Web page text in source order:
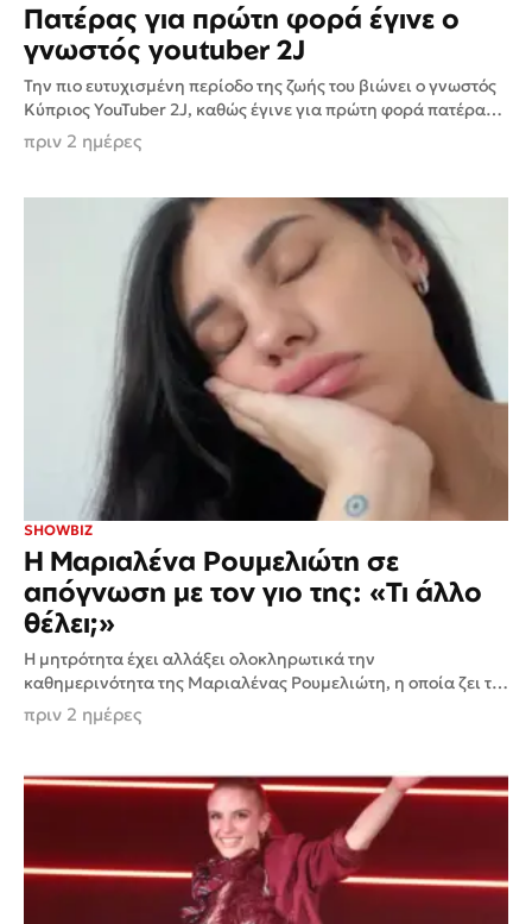
Πατέρας για πρώτη φορά έγινε ο
γνωστός youtuber 2J
Την πιο ευτυχισμένη περίοδο της ζωής του βιώνει ο γνωστός
Κύπριος YouTuber 2J, καθώς έγινε για πρώτη φορά πατέρας,
υποδεχόμενος μαζί με τη σύντροφό του,...
πριν 2 ημέρες
SHOWBIZ
H Μαριαλένα Ρουμελιώτη σε
απόγνωση με τον γιο της: «Τι άλλο
θέλει;»
Η μητρότητα έχει αλλάξει ολοκληρωτικά την
καθημερινότητα της Μαριαλένας Ρουμελιώτη, η οποία ζει τις
πρώτες εβδομάδες με τον νεογέννητο γιο της και δεν διστάζει
να...
πριν 2 ημέρες